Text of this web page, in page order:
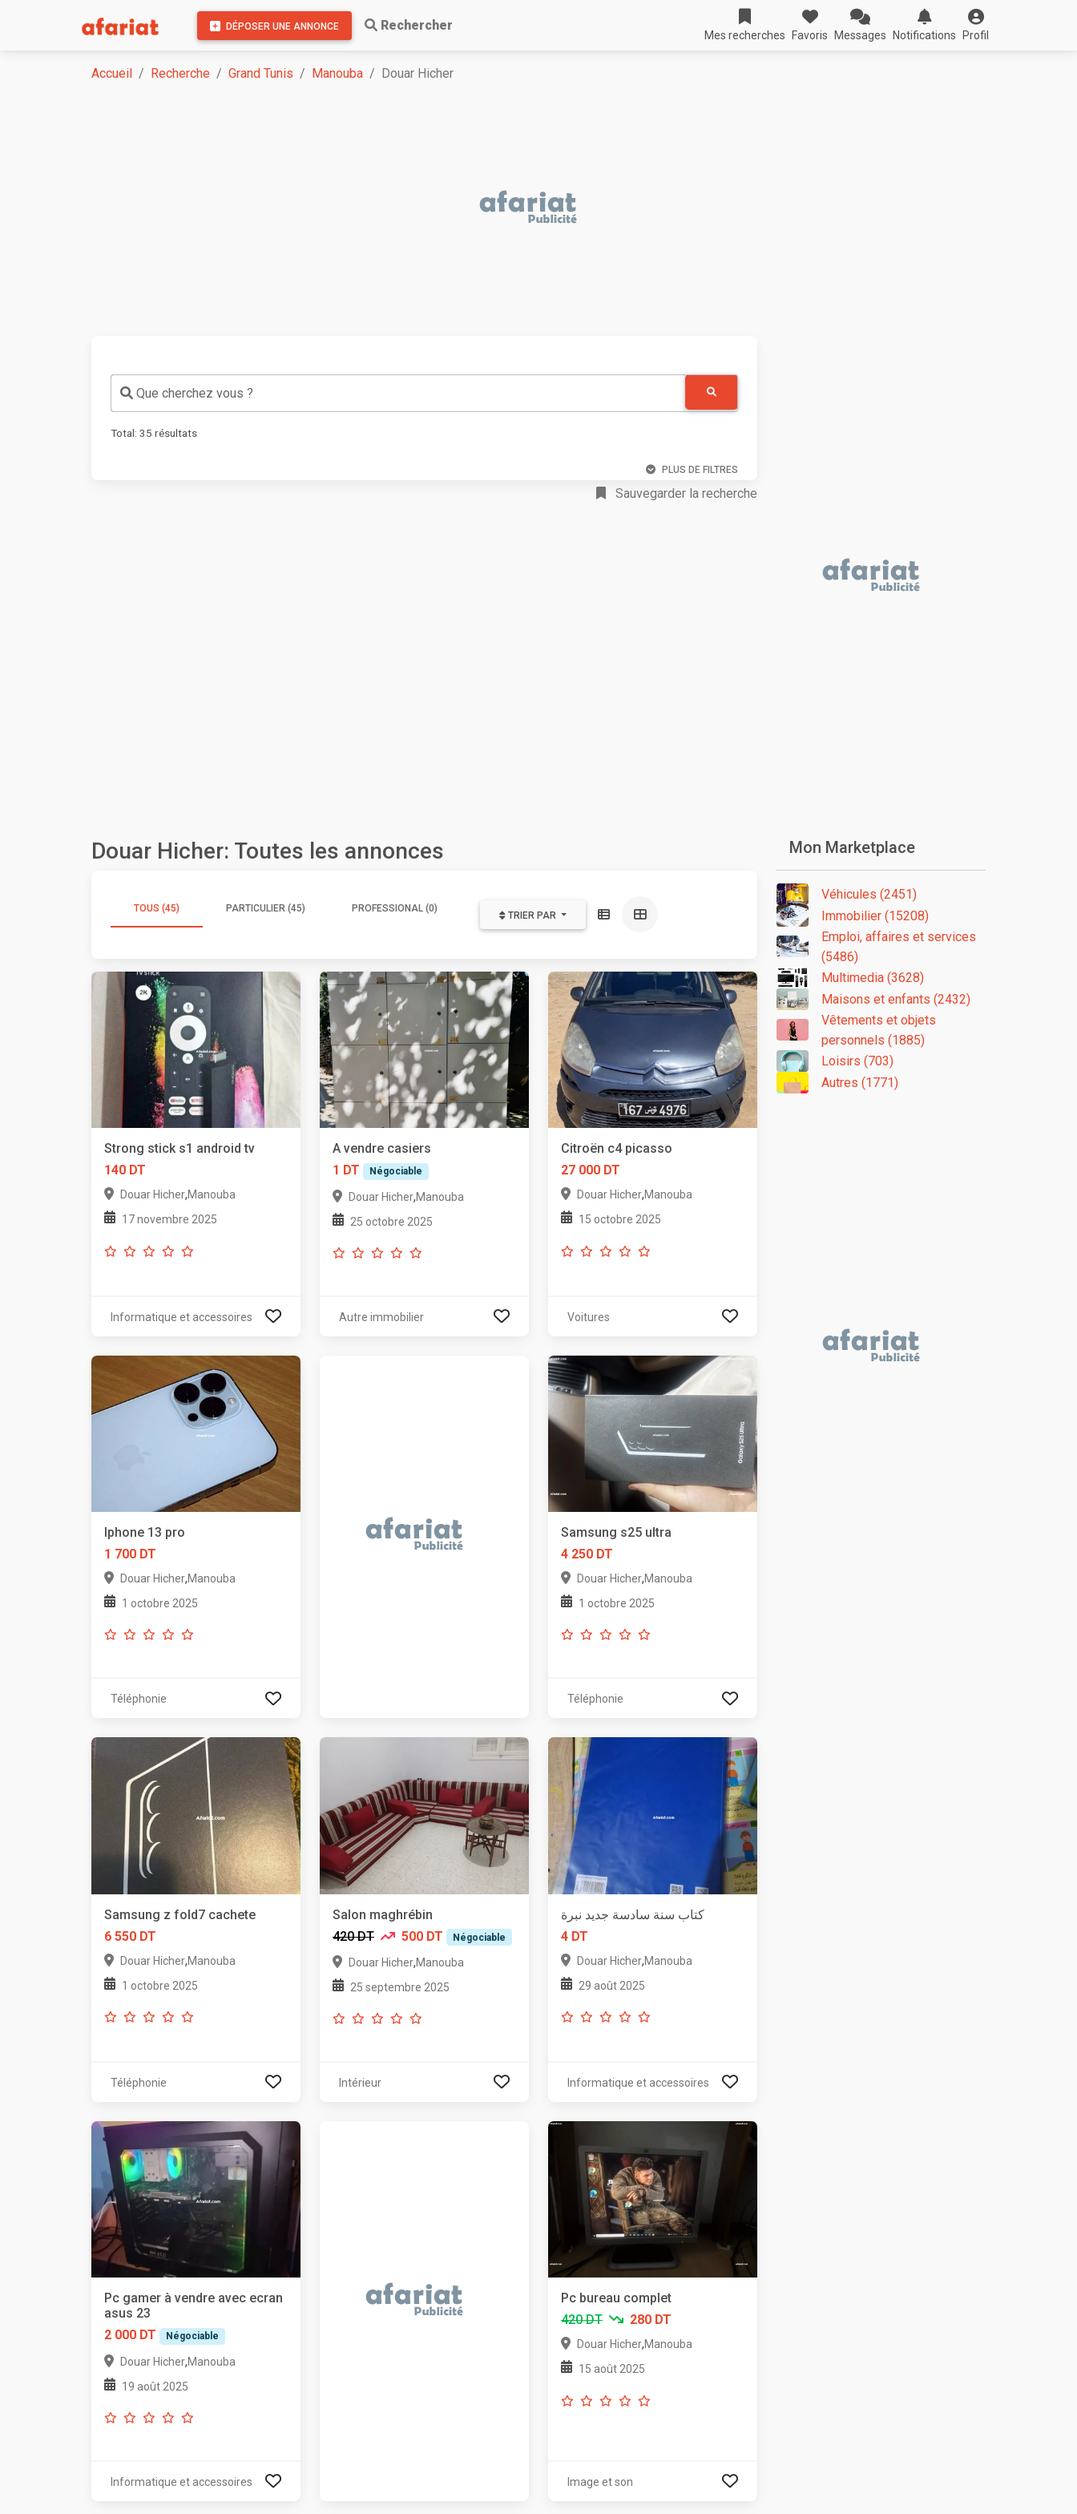
DÉPOSER UNE ANNONCE Rechercher
Mes recherches Favoris Messages Notifications Profil
Accueil Recherche Grand Tunis Manouba Douar Hicher
Que cherchez vous ?
Total: 35 résultats
PLUS DE FILTRES
Sauvegarder la recherche
Douar Hicher: Toutes les annonces
TOUS (45) PARTICULIER (45) PROFESSIONAL (0)
TRIER PAR
Strong stick s1 android tv
140 DT
Douar Hicher,Manouba
17 novembre 2025
Informatique et accessoires
A vendre casiers
1 DT
Négociable
Douar Hicher,Manouba
25 octobre 2025
Autre immobilier
Citroën c4 picasso
27 000 DT
Douar Hicher,Manouba
15 octobre 2025
Voitures
Iphone 13 pro
1 700 DT
Douar Hicher,Manouba
1 octobre 2025
Téléphonie
Samsung s25 ultra
4 250 DT
Douar Hicher,Manouba
1 octobre 2025
Téléphonie
Samsung z fold7 cachete
6 550 DT
Douar Hicher,Manouba
1 octobre 2025
Téléphonie
Salon maghrébin
420 DT
500 DT Négociable
Douar Hicher,Manouba
25 septembre 2025
Intérieur
كتاب سنة سادسة جديد نبرة
4 DT
Douar Hicher,Manouba
29 août 2025
Informatique et accessoires
Pc gamer à vendre avec ecran
asus 23
2 000 DT
Négociable
Douar Hicher,Manouba
19 août 2025
Informatique et accessoires
Pc bureau complet
420 DT
280 DT
Douar Hicher,Manouba
15 août 2025
Image et son
Mon Marketplace
Véhicules (2451)
Immobilier (15208)
Emploi, affaires et services
(5486)
Multimedia (3628)
Maisons et enfants (2432)
Vêtements et objets
personnels (1885)
Loisirs (703)
Autres (1771)